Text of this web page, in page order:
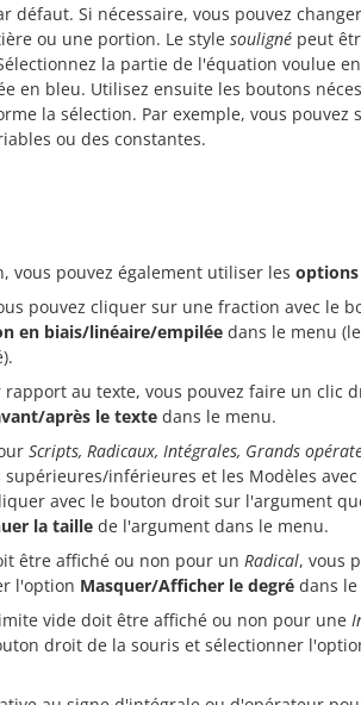
Si nécessaire, vous pouvez
ou une portion. Le style souligné peut
la partie de l'équation voulue
en bleu. Utilisez ensuite les boutons
la sélection. Par exemple, vous
ou des constantes.
vous pouvez également utiliser les
pouvez cliquer sur une fraction avec le
en biais/linéaire/empilée dans le menu
rapport au texte, vous pouvez faire un clic
après le texte dans le menu.
Scripts, Radicaux, Intégrales, Grands
inférieures et les Modèles
avec le bouton droit sur l'argument
la taille de l'argument dans le menu.
être affiché ou non pour un Radical, vous
l'option Masquer/Afficher le degré dans
vide doit être affiché ou non pour une
droit de la souris et sélectionner